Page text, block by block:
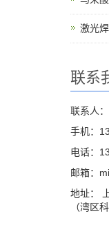
激光
联系
联系人
手机：
电话：
邮箱：
地址：
（湾区